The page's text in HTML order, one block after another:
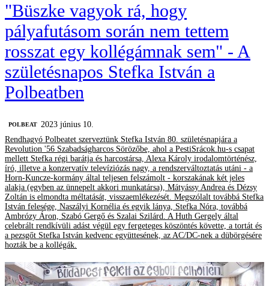
"Büszke vagyok rá, hogy
pályafutásom során nem tettem
rosszat egy kollégámnak sem" - A
születésnapos Stefka István a
Polbeatben
‎POLBEAT 2023 június 10.
Rendhagyó Polbeatet szerveztünk Stefka István 80. születésnapjára a
Revolution '56 Szabadságharcos Sörözőbe, ahol a PestiSrácok.hu-s csapat
mellett Stefka régi barátja és harcostársa, Alexa Károly irodalomtörténész,
író, illetve a konzervatív televíziózás nagy, a rendszerváltoztatás utáni - a
Horn-Kuncze-kormány által teljesen felszámolt - korszakának két jeles
alakja (egyben az ünnepelt akkori munkatársa), Mátyássy Andrea és Dézsy
Zoltán is elmondta méltatását, visszaemlékezését. Megszólalt továbbá Stefka
István felesége, Naszályi Kornélia és egyik lánya, Stefka Nóra, továbbá
Ambrózy Áron, Szabó Gergő és Szalai Szilárd. A Huth Gergely által
celebrált rendkívüli adást végül egy fergeteges köszöntés követte, a tortát és
a pezsgőt Stefka István kedvenc együttesének, az AC/DC-nek a dübörgésére
hozták be a kollégák.